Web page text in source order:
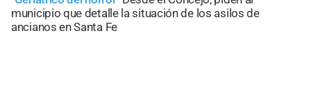
municipio que detalle la situación de los asilos de
ancianos en Santa Fe